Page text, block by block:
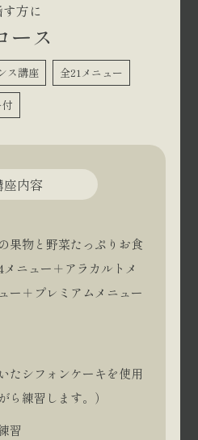
方に
ース
ス講座 全21メニュー
座内容
果物と野菜たっぷりお食
ニュー＋アラカルトメ
ー＋プレミアムメニュー
たシフォンケーキを使用
ら練習します。）
習